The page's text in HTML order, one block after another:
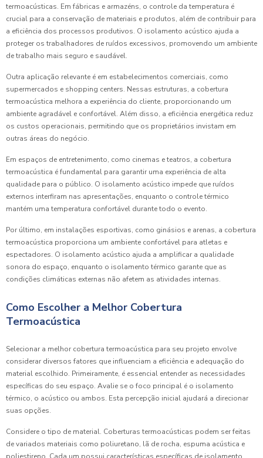
termoacústicas. Em fábricas e armazéns, o controle da temperatura é
crucial para a conservação de materiais e produtos, além de contribuir para
a eficiência dos processos produtivos. O isolamento acústico ajuda a
proteger os trabalhadores de ruídos excessivos, promovendo um ambiente
de trabalho mais seguro e saudável.
Outra aplicação relevante é em estabelecimentos comerciais, como
supermercados e shopping centers. Nessas estruturas, a cobertura
termoacústica melhora a experiência do cliente, proporcionando um
ambiente agradável e confortável. Além disso, a eficiência energética reduz
os custos operacionais, permitindo que os proprietários invistam em
outras áreas do negócio.
Em espaços de entretenimento, como cinemas e teatros, a cobertura
termoacústica é fundamental para garantir uma experiência de alta
qualidade para o público. O isolamento acústico impede que ruídos
externos interfiram nas apresentações, enquanto o controle térmico
mantém uma temperatura confortável durante todo o evento.
Por último, em instalações esportivas, como ginásios e arenas, a cobertura
termoacústica proporciona um ambiente confortável para atletas e
espectadores. O isolamento acústico ajuda a amplificar a qualidade
sonora do espaço, enquanto o isolamento térmico garante que as
condições climáticas externas não afetem as atividades internas.
Como Escolher a Melhor Cobertura
Termoacústica
Selecionar a melhor cobertura termoacústica para seu projeto envolve
considerar diversos fatores que influenciam a eficiência e adequação do
material escolhido. Primeiramente, é essencial entender as necessidades
específicas do seu espaço. Avalie se o foco principal é o isolamento
térmico, o acústico ou ambos. Esta percepção inicial ajudará a direcionar
suas opções.
Considere o tipo de material. Coberturas termoacústicas podem ser feitas
de variados materiais como poliuretano, lã de rocha, espuma acústica e